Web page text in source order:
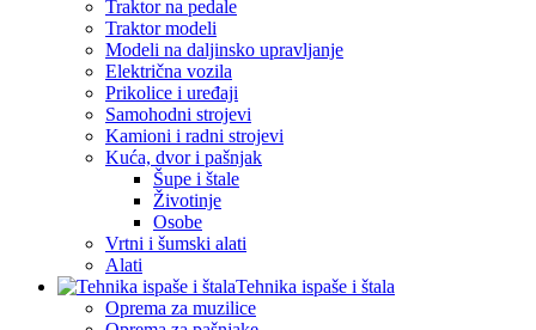
Traktor na pedale
Traktor modeli
Modeli na daljinsko upravljanje
Električna vozila
Prikolice i uređaji
Samohodni strojevi
Kamioni i radni strojevi
Kuća, dvor i pašnjak
Šupe i štale
Životinje
Osobe
Vrtni i šumski alati
Alati
Tehnika ispaše i štala
Oprema za muzilice